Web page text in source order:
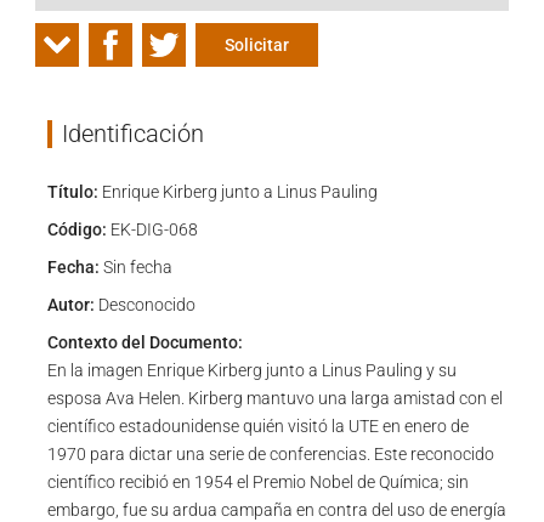
Solicitar
Identificación
Título: Enrique Kirberg junto a Linus Pauling
Código: EK-DIG-068
Fecha: Sin fecha
Autor: Desconocido
Contexto del Documento:
En la imagen Enrique Kirberg junto a Linus Pauling y su
esposa Ava Helen. Kirberg mantuvo una larga amistad con el
científico estadounidense quién visitó la UTE en enero de
1970 para dictar una serie de conferencias. Este reconocido
científico recibió en 1954 el Premio Nobel de Química; sin
embargo, fue su ardua campaña en contra del uso de energía